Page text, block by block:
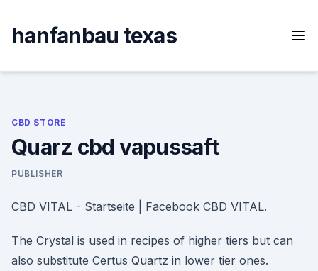
content
hanfanbau texas
CBD STORE
Quarz cbd vapussaft
PUBLISHER
CBD VITAL - Startseite | Facebook CBD VITAL.
The Crystal is used in recipes of higher tiers but can
also substitute Certus Quartz in lower tier ones.